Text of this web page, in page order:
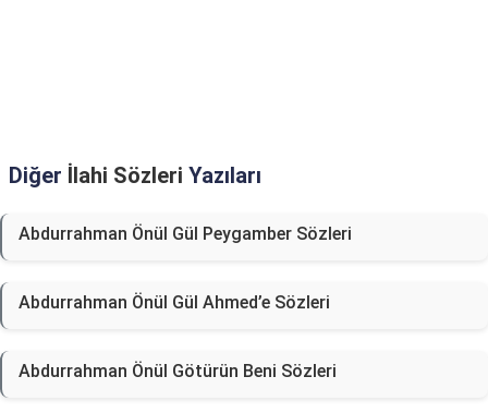
Diğer İlahi Sözleri Yazıları
Abdurrahman Önül Gül Peygamber Sözleri
Abdurrahman Önül Gül Ahmed’e Sözleri
Abdurrahman Önül Götürün Beni Sözleri